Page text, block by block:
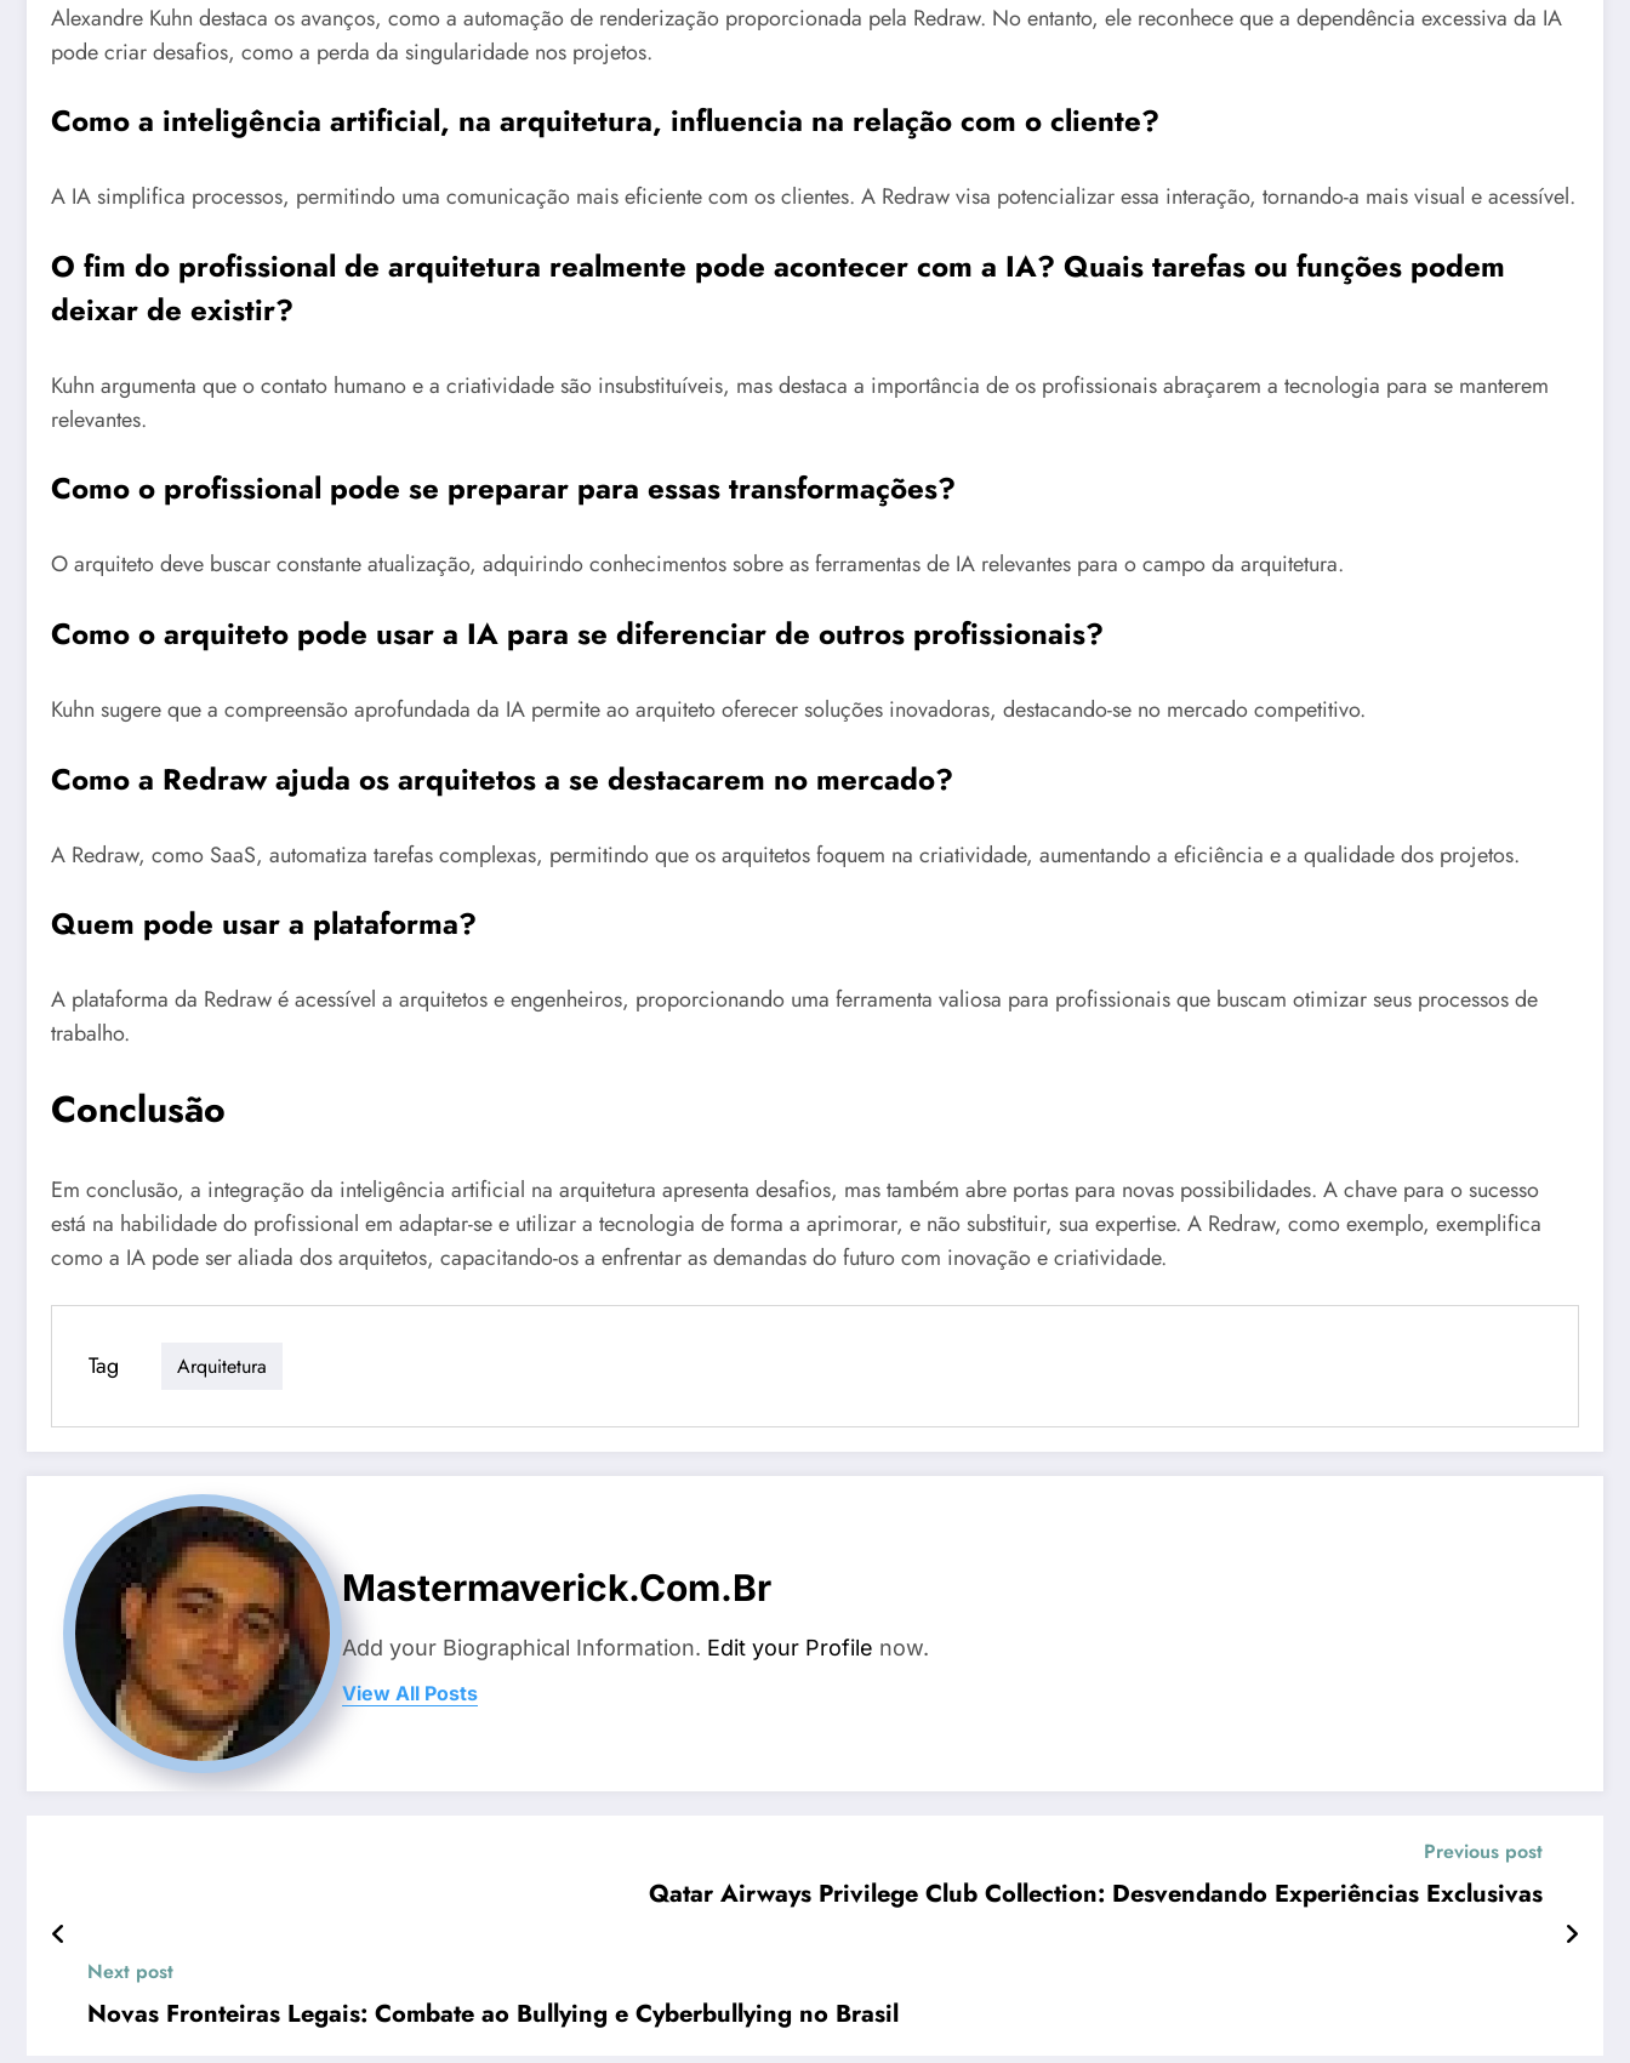
Alexandre Kuhn destaca os avanços, como a automação de renderização proporcionada pela Redraw. No entanto, ele reconhece que a dependência excessiva da IA
pode criar desafios, como a perda da singularidade nos projetos.
Como a inteligência artificial, na arquitetura, influencia na relação com o cliente?
A IA simplifica processos, permitindo uma comunicação mais eficiente com os clientes. A Redraw visa potencializar essa interação, tornando-a mais visual e acessível.
O fim do profissional de arquitetura realmente pode acontecer com a IA? Quais tarefas ou funções podem
deixar de existir?
Kuhn argumenta que o contato humano e a criatividade são insubstituíveis, mas destaca a importância de os profissionais abraçarem a tecnologia para se manterem
relevantes.
Como o profissional pode se preparar para essas transformações?
O arquiteto deve buscar constante atualização, adquirindo conhecimentos sobre as ferramentas de IA relevantes para o campo da arquitetura.
Como o arquiteto pode usar a IA para se diferenciar de outros profissionais?
Kuhn sugere que a compreensão aprofundada da IA permite ao arquiteto oferecer soluções inovadoras, destacando-se no mercado competitivo.
Como a Redraw ajuda os arquitetos a se destacarem no mercado?
A Redraw, como SaaS, automatiza tarefas complexas, permitindo que os arquitetos foquem na criatividade, aumentando a eficiência e a qualidade dos projetos.
Quem pode usar a plataforma?
A plataforma da Redraw é acessível a arquitetos e engenheiros, proporcionando uma ferramenta valiosa para profissionais que buscam otimizar seus processos de
trabalho.
Conclusão
Em conclusão, a integração da inteligência artificial na arquitetura apresenta desafios, mas também abre portas para novas possibilidades. A chave para o sucesso
está na habilidade do profissional em adaptar-se e utilizar a tecnologia de forma a aprimorar, e não substituir, sua expertise. A Redraw, como exemplo, exemplifica
como a IA pode ser aliada dos arquitetos, capacitando-os a enfrentar as demandas do futuro com inovação e criatividade.
Tag Arquitetura
Mastermaverick.com.br
Add your Biographical Information. Edit your Profile now.
View All Posts
Previous post
Qatar Airways Privilege Club Collection: Desvendando Experiências Exclusivas
Next post
Novas Fronteiras Legais: Combate ao Bullying e Cyberbullying no Brasil